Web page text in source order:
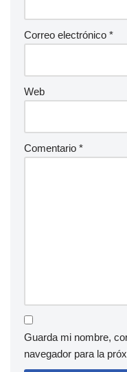
Correo electrónico *
Web
Comentario *
Guarda mi nombre,
navegador para la